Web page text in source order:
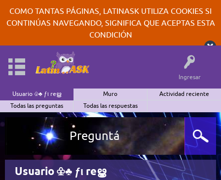
COMO TANTAS PÁGINAS, LATINASK UTILIZA COOKIES SI
CONTINÚAS NAVEGANDO, SIGNIFICA QUE ACEPTAS ESTA
CONDICIÓN
Ingresar
Usuario ♧♣ ƒι reൠ Muro
Actividad reciente
Todas las preguntas
Todas las respuestas
Preguntá
Usuario ♧♣ ƒι reൠ